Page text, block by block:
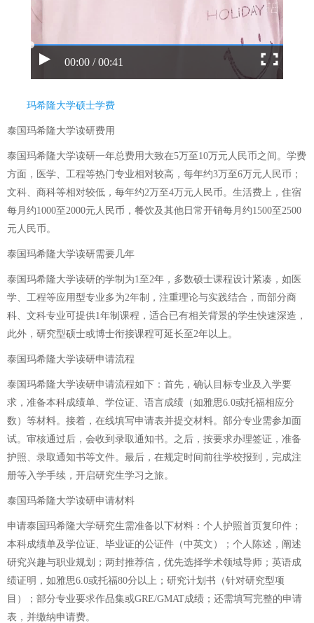
00:00 / 00:41
玛希隆大学硕士学费
泰国玛希隆大学读研费用
泰国玛希隆大学读研一年总费用大致在5万至10万元人民币之间。学费
方面，医学、工程等热门专业相对较高，每年约3万至6万元人民币；
文科、商科等相对较低，每年约2万至4万元人民币。生活费上，住宿
每月约1000至2000元人民币，餐饮及其他日常开销每月约1500至2500
元人民币。
泰国玛希隆大学读研需要几年
泰国玛希隆大学读研的学制为1至2年，多数硕士课程设计紧凑，如医
学、工程等应用型专业多为2年制，注重理论与实践结合，而部分商
科、文科专业可提供1年制课程，适合已有相关背景的学生快速深造，
此外，研究型硕士或博士衔接课程可延长至2年以上。
泰国玛希隆大学读研申请流程
泰国玛希隆大学读研申请流程如下：首先，确认目标专业及入学要
求，准备本科成绩单、学位证、语言成绩（如雅思6.0或托福相应分
数）等材料。接着，在线填写申请表并提交材料。部分专业需参加面
试。审核通过后，会收到录取通知书。之后，按要求办理签证，准备
护照、录取通知书等文件。最后，在规定时间前往学校报到，完成注
册等入学手续，开启研究生学习之旅。
泰国玛希隆大学读研申请材料
申请泰国玛希隆大学研究生需准备以下材料：个人护照首页复印件；
本科成绩单及学位证、毕业证的公证件（中英文）；个人陈述，阐述
研究兴趣与职业规划；两封推荐信，优先选择学术领域导师；英语成
绩证明，如雅思6.0或托福80分以上；研究计划书（针对研究型项
目）；部分专业要求作品集或GRE/GMAT成绩；还需填写完整的申请
表，并缴纳申请费。